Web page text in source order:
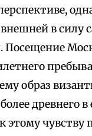
в силу
Посещение
образ
древнего в
этому чувству